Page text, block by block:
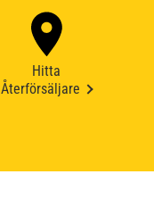
Hitta
Återförsäljare